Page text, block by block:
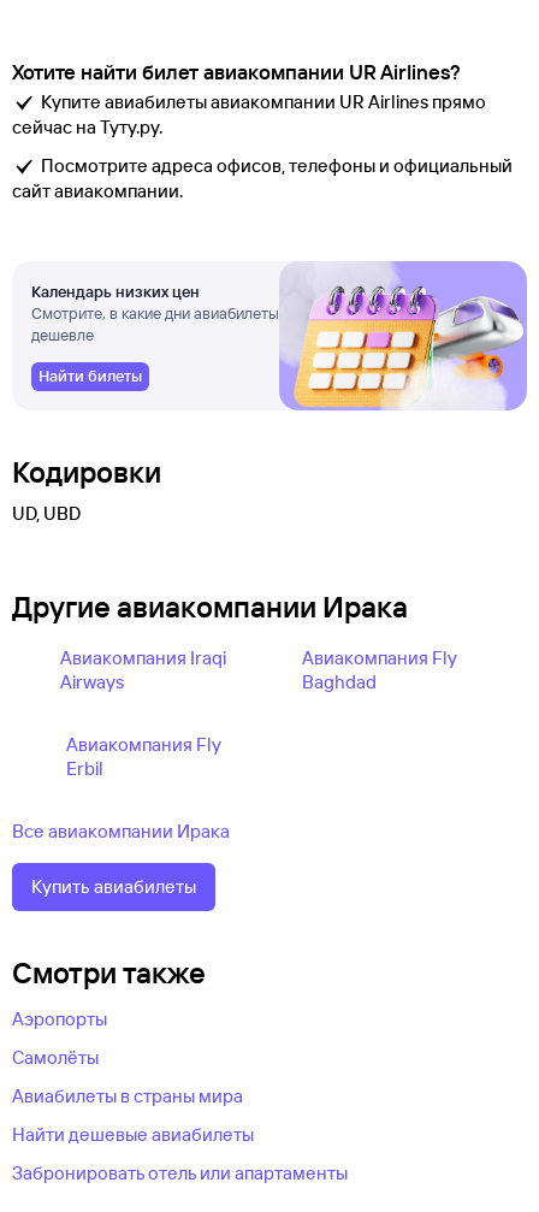
Хотите найти билет авиакомпании UR Airlines?
Купите авиабилеты авиакомпании UR Airlines прямо
сейчас на Туту.ру.
Посмотрите адреса офисов, телефоны и официальный
сайт авиакомпании.
Календарь низких цен
Смотрите, в какие дни авиабилеты
дешевле
Найти билеты
Кодировки
UD, UBD
Другие авиакомпании Ирака
Авиакомпания Iraqi
Airways
Авиакомпания Fly
Baghdad
Авиакомпания Fly
Erbil
Все авиакомпании Ирака
Купить авиабилеты
Смотри также
Аэропорты
Самолёты
Авиабилеты в страны мира
Найти дешевые авиабилеты
Забронировать отель или апартаменты